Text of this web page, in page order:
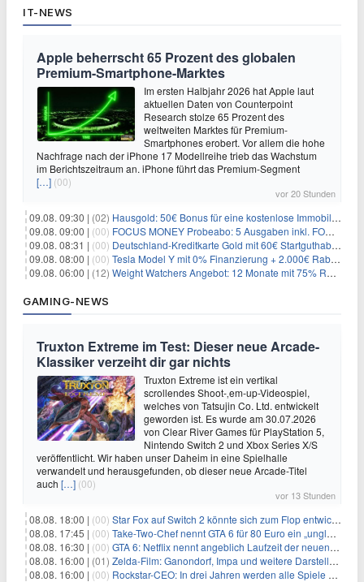
IT-NEWS
Apple beherrscht 65 Prozent des globalen
Premium-Smartphone-Marktes
Im ersten Halbjahr 2026 hat Apple laut
aktuellen Daten von Counterpoint
Research stolze 65 Prozent des
weltweiten Marktes für Premium-
Smartphones erobert. Vor allem die hohe
Nachfrage nach der iPhone 17 Modellreihe trieb das Wachstum
im Berichtszeitraum an. iPhone führt das Premium-Segment
[…] (00)
vor 20 Stunden
09.08. 09:30 | (02) Hausgold: 50€ Bonus für eine kostenlose Immobilienbewertung
09.08. 09:00 | (00) FOCUS MONEY Probeabo: 5 Ausgaben inkl. FOCUS+ Zugang für 5€
09.08. 08:31 | (00) Deutschland-Kreditkarte Gold mit 60€ Startguthaben (45€ Gewinn)
09.08. 08:00 | (00) Tesla Model Y mit 0% Finanzierung + 2.000€ Rabatt für 38.970€
09.08. 06:00 | (12) Weight Watchers Angebot: 12 Monate mit 75% Rabatt ab 6,25€/Monat
GAMING-NEWS
Truxton Extreme im Test: Dieser neue Arcade-
Klassiker verzeiht dir gar nichts
Truxton Extreme ist ein vertikal
scrollendes Shoot-‚em-up-Videospiel,
welches von Tatsujin Co. Ltd. entwickelt
geworden ist. Es wurde am 30.07.2026
von Clear River Games für PlayStation 5,
Nintendo Switch 2 und Xbox Series X/S
veröffentlicht. Wir haben unser Daheim in eine Spielhalle
verwandelt und herausgefunden, ob dieser neue Arcade-Titel
auch […] (00)
vor 13 Stunden
08.08. 18:00 | (00) Star Fox auf Switch 2 könnte sich zum Flop entwickeln
08.08. 17:45 | (00) Take-Two-Chef nennt GTA 6 für 80 Euro ein „unglaubliches Schnäppchen“
08.08. 16:30 | (00) GTA 6: Netflix nennt angeblich Laufzeit der neuen Gameplay-Präsentation
08.08. 16:00 | (01) Zelda-Film: Ganondorf, Impa und weitere Darsteller sollen feststehen
08.08. 16:00 | (00) Rockstar-CEO: In drei Jahren werden alle Spiele gestreamt